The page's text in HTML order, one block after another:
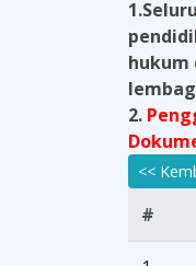
hukum
2.
<<
#